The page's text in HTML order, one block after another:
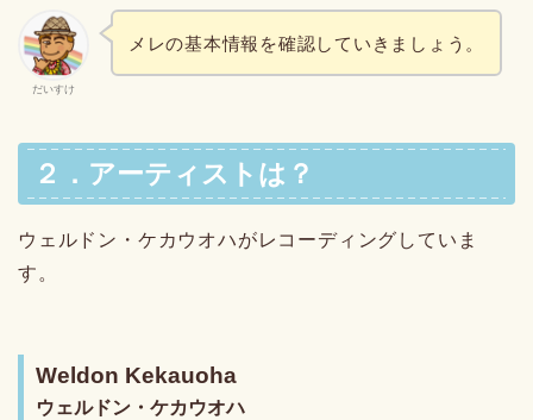
だいすけ
メレの基本情報を確認していきましょう。
２．アーティストは？
ウェルドン・ケカウオハがレコーディングしていま
す。
Weldon Kekauoha
ウェルドン・ケカウオハ